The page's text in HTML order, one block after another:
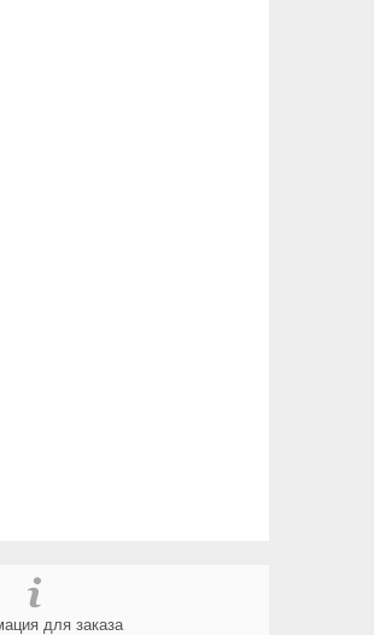
для заказа